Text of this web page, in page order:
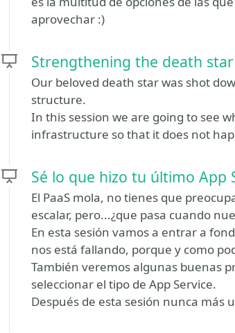
aprovechar :)
Strengthening the death star
Our beloved death star was shot
structure.
In this session we are going to see
infrastructure so that it does not
Sé lo que hizo tu último App
El PaaS mola, no tienes que
escalar, pero...¿que pasa cuando
En esta sesión vamos a entrar a
nos está fallando, porque y como
También veremos algunas buenas
seleccionar el tipo de App Service.
Después de esta sesión nunca más